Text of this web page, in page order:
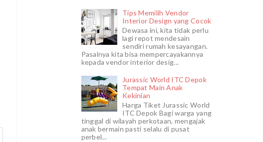
Tips Memilih Vendor
Interior Design yang Cocok
Dewasa ini, kita tidak perlu
lagi repot mendesain
sendiri rumah kesayangan.
Pasalnya kita bisa mempercayakannya
kepada vendor interior desig...
Jurassic World ITC Depok
Tempat Main Anak
Kekinian
Harga Tiket Jurassic World
ITC Depok Bagi warga yang
tinggal di wilayah perkotaan, mengajak
anak bermain pasti selalu di pusat
perbel...